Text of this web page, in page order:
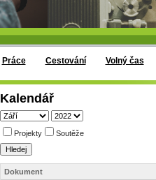
Práce Cestování Volný čas
Kalendář
Projekty Soutěže
Dokument